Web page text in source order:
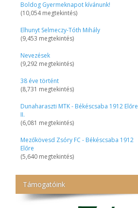
Boldog Gyermeknapot kívánunk!
(10,054 megtekintés)
Elhunyt Selmeczy-Tóth Mihály
(9,453 megtekintés)
Nevezések
(9,292 megtekintés)
38 éve történt
(8,731 megtekintés)
Dunaharaszti MTK - Békéscsaba 1912 Előre
II.
(6,081 megtekintés)
Mezőkövesd Zsóry FC - Békéscsaba 1912
Előre
(5,640 megtekintés)
Támogatóink